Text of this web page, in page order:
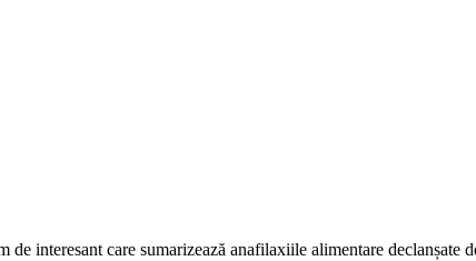
interesant care sumarizează anafilaxiile alimentare declanșate